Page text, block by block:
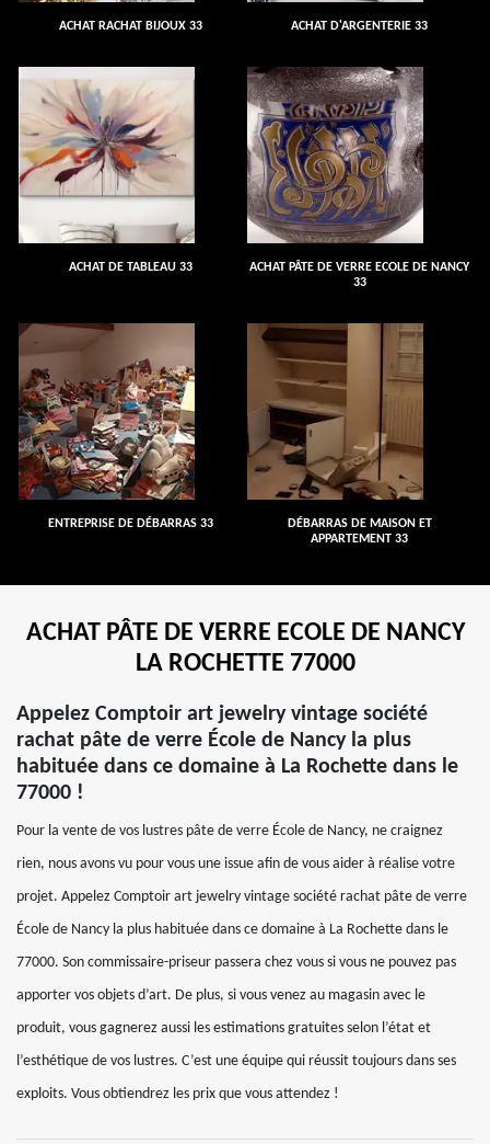
ACHAT RACHAT BIJOUX 33 ACHAT D'ARGENTERIE 33
ACHAT DE TABLEAU 33
ACHAT PÂTE DE VERRE ECOLE DE NANCY
33
ENTREPRISE DE DÉBARRAS 33
DÉBARRAS DE MAISON ET
APPARTEMENT 33
ACHAT PÂTE DE VERRE ECOLE DE NANCY
LA ROCHETTE 77000
Appelez Comptoir art jewelry vintage société
rachat pâte de verre École de Nancy la plus
habituée dans ce domaine à La Rochette dans le
77000 !
Pour la vente de vos lustres pâte de verre École de Nancy, ne craignez
rien, nous avons vu pour vous une issue afin de vous aider à réalise votre
projet. Appelez Comptoir art jewelry vintage société rachat pâte de verre
École de Nancy la plus habituée dans ce domaine à La Rochette dans le
77000. Son commissaire-priseur passera chez vous si vous ne pouvez pas
apporter vos objets d’art. De plus, si vous venez au magasin avec le
produit, vous gagnerez aussi les estimations gratuites selon l’état et
l’esthétique de vos lustres. C’est une équipe qui réussit toujours dans ses
exploits. Vous obtiendrez les prix que vous attendez !